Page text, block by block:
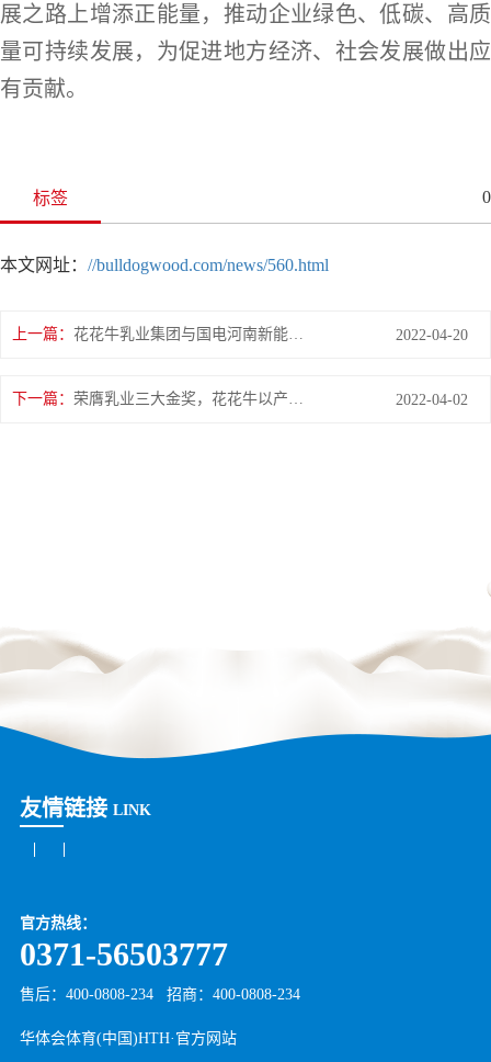
展之路上增添正能量，推动企业绿色、低碳、高质
量可持续发展，为促进地方经济、社会发展做出应
有贡献。
标签 0
本文网址： //bulldogwood.com/news/560.html
上一篇： 2022-04-20
下一篇： 2022-04-02
友情链接 LINK
官方热线：
0371-56503777
售后：400-0808-234 招商： 400-0808-234
华体会体育(中国)HTH·官方网站